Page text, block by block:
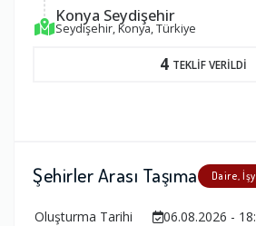
Konya Seydişehir
Seydişehir, Konya, Türkiye
4 TEKLİF VERİLDİ
Şehirler Arası Taşıma Daire,
Oluşturma Tarihi
06.08.2026 -